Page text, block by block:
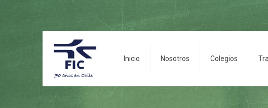
Inicio Nosotros Colegios